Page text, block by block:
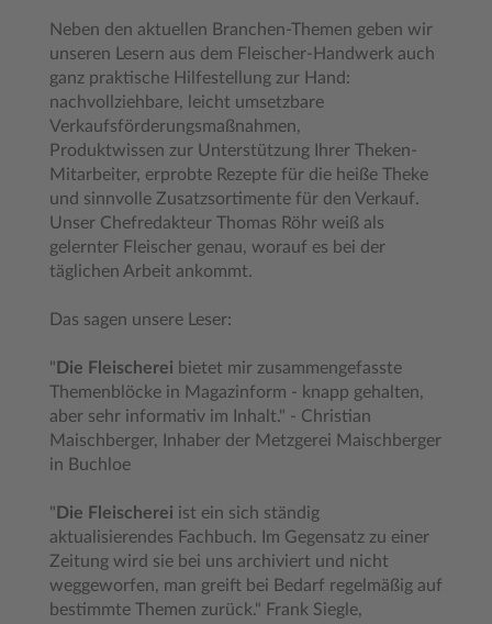
Neben den aktuellen Branchen-Themen geben wir
unseren Lesern aus dem Fleischer-Handwerk auch
ganz praktische Hilfestellung zur Hand:
nachvollziehbare, leicht umsetzbare
Verkaufsförderungsmaßnahmen,
Produktwissen zur Unterstützung Ihrer Theken-
Mitarbeiter, erprobte Rezepte für die heiße Theke
und sinnvolle Zusatzsortimente für den Verkauf.
Unser Chefredakteur Thomas Röhr weiß als
gelernter Fleischer genau, worauf es bei der
täglichen Arbeit ankommt.
Das sagen unsere Leser:
" Die Fleischerei bietet mir zusammengefasste
Themenblöcke in Magazinform - knapp gehalten,
aber sehr informativ im Inhalt." - Christian
Maischberger, Inhaber der Metzgerei Maischberger
in Buchloe
" Die Fleischerei ist ein sich ständig
aktualisierendes Fachbuch. Im Gegensatz zu einer
Zeitung wird sie bei uns archiviert und nicht
weggeworfen, man greift bei Bedarf regelmäßig auf
bestimmte Themen zurück." Frank Siegle,